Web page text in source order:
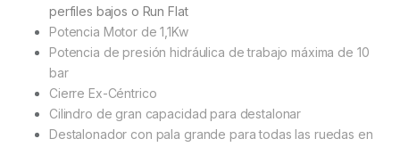
perfiles bajos o Run Flat
Potencia Motor de 1,1Kw
Potencia de presión hidráulica de trabajo máxima de 10
bar
Cierre Ex-Céntrico
Cilindro de gran capacidad para destalonar
Destalonador con pala grande para todas las ruedas en